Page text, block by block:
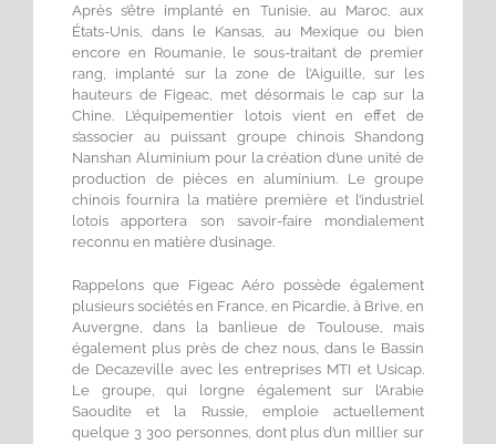
Après s’être implanté en Tunisie, au Maroc, aux
États-Unis, dans le Kansas, au Mexique ou bien
encore en Roumanie, le sous-traitant de premier
rang, implanté sur la zone de l’Aiguille, sur les
hauteurs de Figeac, met désormais le cap sur la
Chine. L’équipementier lotois vient en effet de
s’associer au puissant groupe chinois Shandong
Nanshan Aluminium pour la création d’une unité de
production de pièces en aluminium. Le groupe
chinois fournira la matière première et l’industriel
lotois apportera son savoir-faire mondialement
reconnu en matière d’usinage.
Rappelons que Figeac Aéro possède également
plusieurs sociétés en France, en Picardie, à Brive, en
Auvergne, dans la banlieue de Toulouse, mais
également plus près de chez nous, dans le Bassin
de Decazeville avec les entreprises MTI et Usicap.
Le groupe, qui lorgne également sur l’Arabie
Saoudite et la Russie, emploie actuellement
quelque 3 300 personnes, dont plus d’un millier sur